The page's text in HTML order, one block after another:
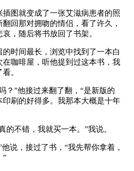
图就变成了一张艾滋病患者的照
回那对拥吻的情侣，看了许久，
，随后将书放回了书架。
时间最长，浏览中找到了一本白
在咖啡屋，听他提到过这本书，我
。
？”他接过来翻了翻，“是新版的
印刷的好得多。我那本大概是十年
的不错，我就买一本。”我说。
说，接过了书，“我先帮你拿着，
”